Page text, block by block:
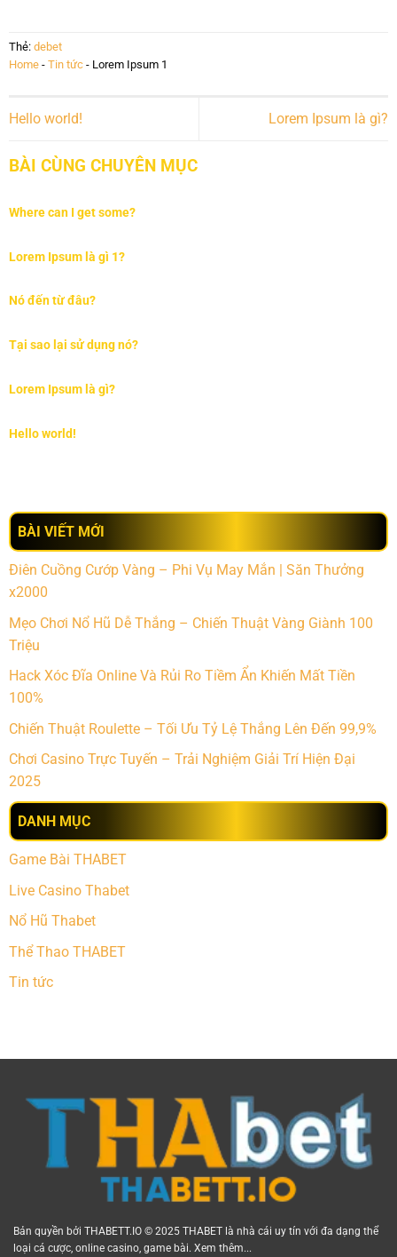
Thẻ: debet
Home- Tin tức- Lorem Ipsum 1
Hello world! Lorem Ipsum là gì?
BÀI CÙNG CHUYÊN MỤC
Where can I get some?
Lorem Ipsum là gì 1?
Nó đến từ đâu?
Tại sao lại sử dụng nó?
Lorem Ipsum là gì?
Hello world!
BÀI VIẾT MỚI
Điên Cuồng Cướp Vàng – Phi Vụ May Mắn | Săn Thưởng
x2000
Mẹo Chơi Nổ Hũ Dễ Thắng – Chiến Thuật Vàng Giành 100
Triệu
Hack Xóc Đĩa Online Và Rủi Ro Tiềm Ẩn Khiến Mất Tiền
100%
Chiến Thuật Roulette – Tối Ưu Tỷ Lệ Thắng Lên Đến 99,9%
Chơi Casino Trực Tuyến – Trải Nghiệm Giải Trí Hiện Đại
2025
DANH MỤC
Game Bài THABET
Live Casino Thabet
Nổ Hũ Thabet
Thể Thao THABET
Tin tức
Bản quyền bởi THABETT.IO © 2025 THABET là nhà cái uy tín với đa dạng thể
loại cá cược, online casino, game bài. Xem thêm...